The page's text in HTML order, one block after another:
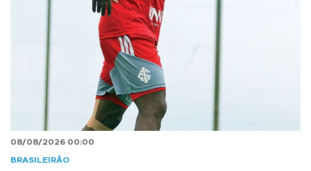
08/08/2026 00:00
BRASILEIRÃO